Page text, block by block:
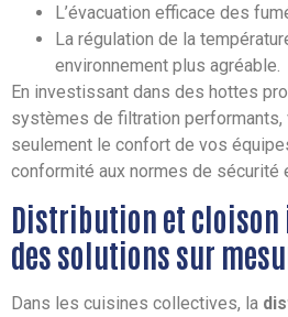
L’évacuation efficace des
La régulation de la
environnement plus agréable.
En investissant dans des hottes
systèmes de filtration performants,
seulement le confort de vos
conformité aux normes de sécurité
Distribution et cloison
des solutions sur
Dans les cuisines collectives, la